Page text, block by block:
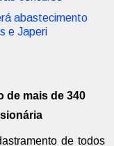
abastecimento
e Japeri
de mais de 340
de todos